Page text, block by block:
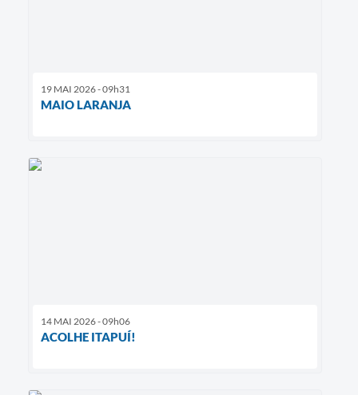
19 MAI 2026 - 09h31
MAIO LARANJA
14 MAI 2026 - 09h06
ACOLHE ITAPUÍ!